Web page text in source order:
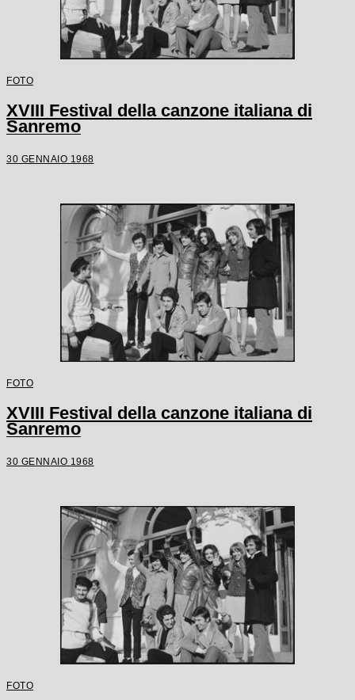
FOTO
XVIII Festival della canzone italiana di
Sanremo
30 GENNAIO 1968
FOTO
XVIII Festival della canzone italiana di
Sanremo
30 GENNAIO 1968
FOTO